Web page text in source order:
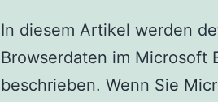
In diesem Artikel werden
Browserdaten im Microsoft
beschrieben. Wenn Sie